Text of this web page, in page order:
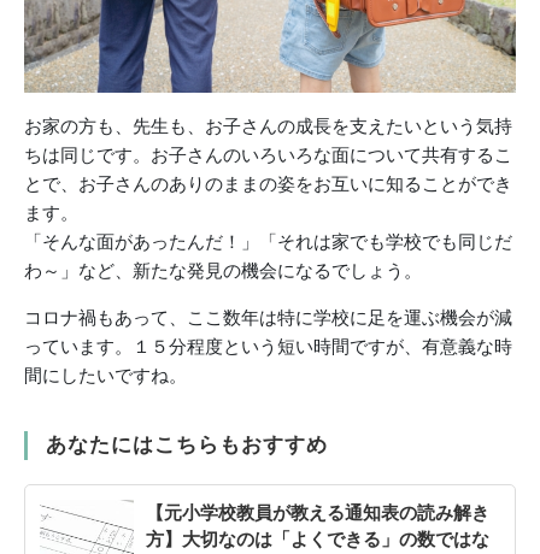
お家の方も、先生も、お子さんの成長を支えたいという気持
ちは同じです。お子さんのいろいろな面について共有するこ
とで、お子さんのありのままの姿をお互いに知ることができ
ます。
「そんな面があったんだ！」「それは家でも学校でも同じだ
わ～」など、新たな発見の機会になるでしょう。
コロナ禍もあって、ここ数年は特に学校に足を運ぶ機会が減
っています。１５分程度という短い時間ですが、有意義な時
間にしたいですね。
あなたにはこちらもおすすめ
【元小学校教員が教える通知表の読み解き
方】大切なのは「よくできる」の数ではな